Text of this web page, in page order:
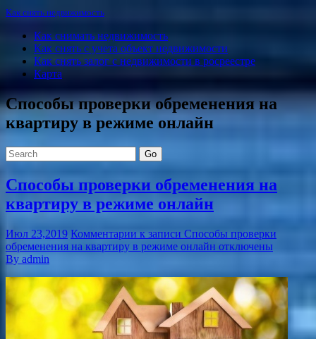
Как снять недвижимость
Как снимать недвижимость
Как снять с учета объект недвижимости
Как снять залог с недвижимости в росреестре
Карта
Способы проверки обременения на
квартиру в режиме онлайн
Go
Способы проверки обременения на
квартиру в режиме онлайн
Июл 23,2019 Комментарии к записи Способы проверки
обременения на квартиру в режиме онлайн отключены
By admin